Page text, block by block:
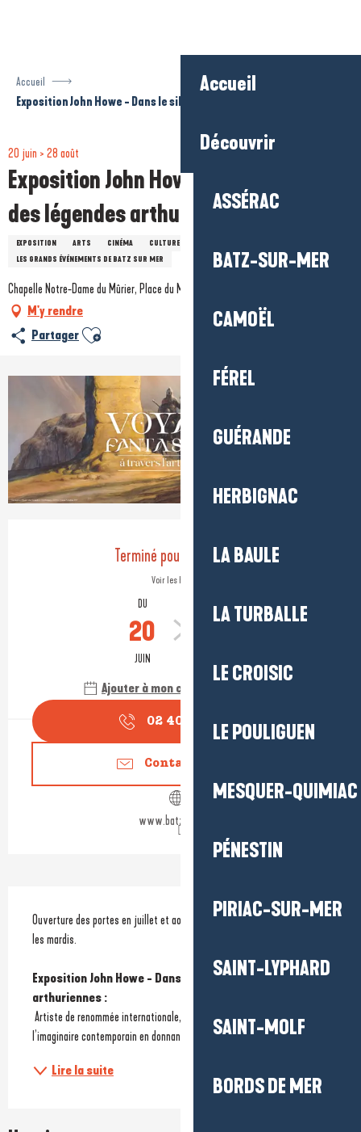
Accueil
Découvrir
ASSÉRAC
BATZ-SUR-MER
CAMOËL
FÉREL
GUÉRANDE
HERBIGNAC
LA BAULE
LA TURBALLE
LE CROISIC
LE POULIGUEN
MESQUER-QUIMIAC
PÉNESTIN
PIRIAC-SUR-MER
SAINT-LYPHARD
SAINT-MOLF
BORDS DE MER
Accueil
Exposition John Howe - Dans le sillage des légendes arthuriennes
20 juin > 28 août
Exposition John Howe - Dans le sillage
des légendes arthuriennes
EXPOSITION ARTS CINÉMA CULTURE
LES GRANDS ÉVÉNEMENTS DE BATZ SUR MER
Chapelle Notre-Dame du Mûrier, Place du Murier, 44740 Batz-sur-Mer
M'y rendre
Partager Ajouter aux favoris
Ouverture et coordonnées
Terminé pour aujourd'hui
Voir les horaires
DU
20
JUIN
AU
28
Ajouter à mon calendrier Google
02 40 23 92
Contactez-nous
www.batzsurmer.fr
Description
Ouverture des portes en juillet et août de 10h à 12h, tous les jours sauf
les mardis.
Exposition John Howe - Dans le sillage des légendes
arthuriennes :
l’imaginaire contemporain en donnant aux romans de J.R.R. Tolkien une...
Lire la suite